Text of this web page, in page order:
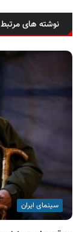
نوشته های مرتبط
سینمای ایران